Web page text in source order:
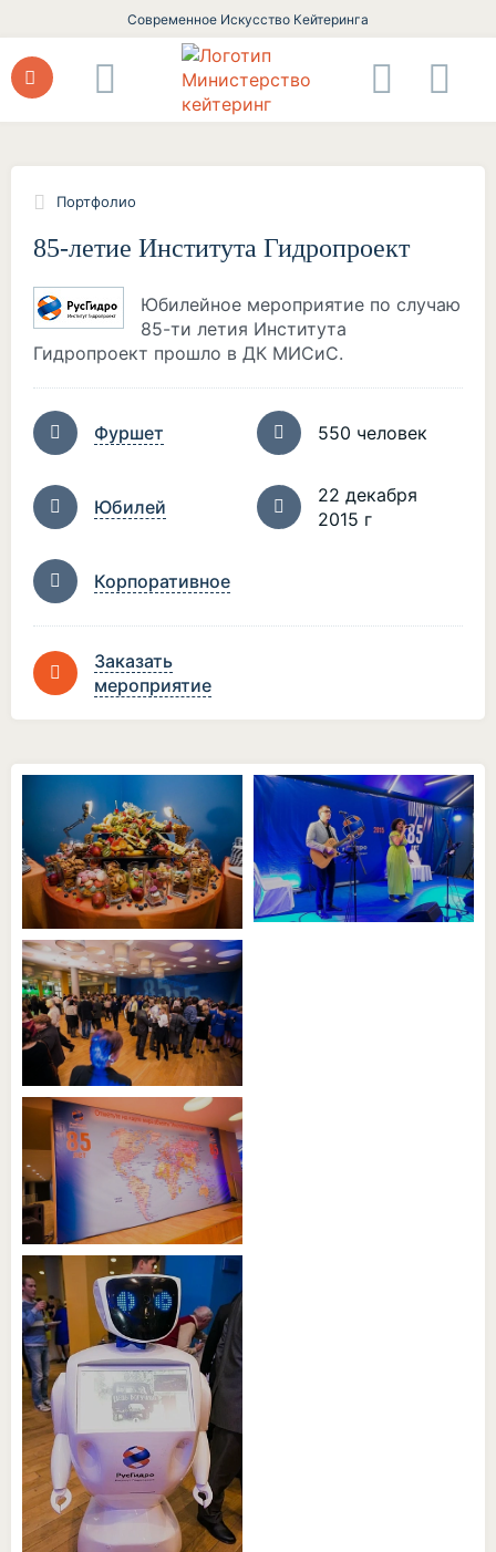
Современное Искусство Кейтеринга
Портфолио
85-летие Института Гидропроект
Юбилейное мероприятие по случаю
85-ти летия Института
Гидропроект прошло в ДК МИСиС.
Фуршет 550 человек
Юбилей
22 декабря
2015 г
Корпоративное
Заказать
мероприятие